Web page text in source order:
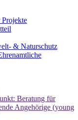
Projekte
& Naturschutz
Beratung für
Angehörige (young